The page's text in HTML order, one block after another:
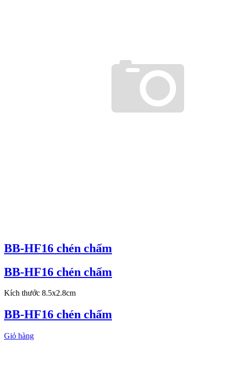
BB-HF16 chén chấm
BB-HF16 chén chấm
Kích thước 8.5x2.8cm
BB-HF16 chén chấm
Giỏ hàng